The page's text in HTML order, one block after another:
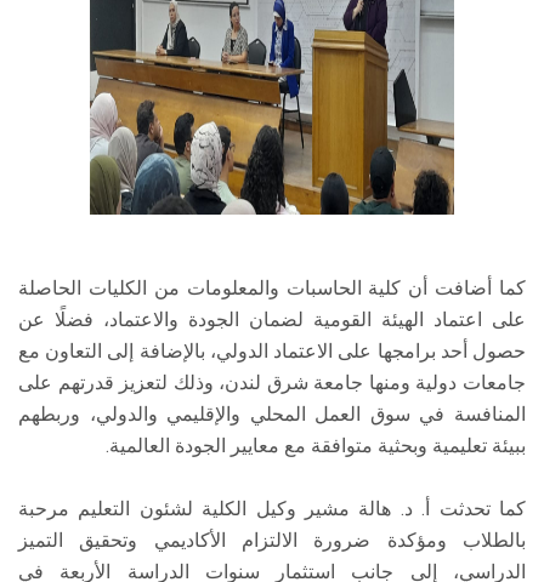
كما أضافت أن كلية الحاسبات والمعلومات من الكليات الحاصلة
على اعتماد الهيئة القومية لضمان الجودة والاعتماد، فضلًا عن
حصول أحد برامجها على الاعتماد الدولي، بالإضافة إلى التعاون مع
جامعات دولية ومنها جامعة شرق لندن، وذلك لتعزيز قدرتهم على
المنافسة في سوق العمل المحلي والإقليمي والدولي، وربطهم
ببيئة تعليمية وبحثية متوافقة مع معايير الجودة العالمية.
كما تحدثت أ. د. هالة مشير وكيل الكلية لشئون التعليم مرحبة
بالطلاب ومؤكدة ضرورة الالتزام الأكاديمي وتحقيق التميز
الدراسي، إلى جانب استثمار سنوات الدراسة الأربعة في